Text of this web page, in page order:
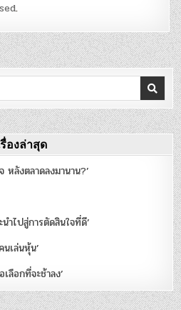
.
รื่องล่าสุด
ลังตลาดลงมานาน?’
ไปสู่การตัดสินใจที่ดี’
เล่นหุ้น’
ลือกที่จะช้าลง’